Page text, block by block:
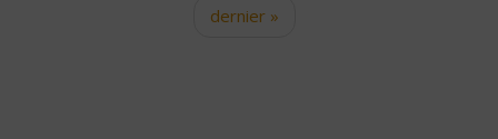
dernier »